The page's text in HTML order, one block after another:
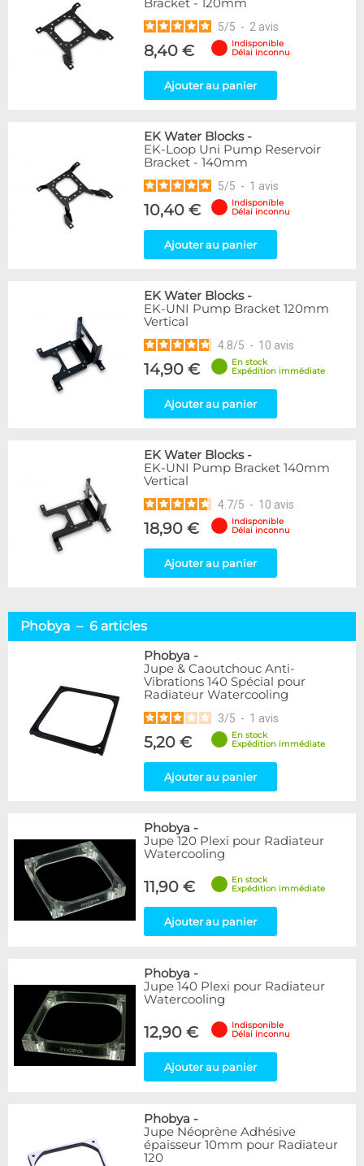
Bracket - 120mm
5/5 - 2 avis
8,40 €
Indisponible
Délai inconnu
Ajouter au panier
EK Water Blocks-
EK-Loop Uni Pump Reservoir
Bracket - 140mm
5/5 - 1 avis
10,40 €
Indisponible
Délai inconnu
Ajouter au panier
EK Water Blocks-
EK-UNI Pump Bracket 120mm
Vertical
4.8/5 - 10 avis
14,90 €
En stock
Expédition immédiate
Ajouter au panier
EK Water Blocks-
EK-UNI Pump Bracket 140mm
Vertical
4.7/5 - 10 avis
18,90 €
Indisponible
Délai inconnu
Ajouter au panier
Phobya – 6 articles
Phobya -
Jupe & Caoutchouc Anti-
Vibrations 140 Spécial pour
Radiateur Watercooling
3/5 - 1 avis
5,20 €
En stock
Expédition immédiate
Ajouter au panier
Phobya -
Jupe 120 Plexi pour Radiateur
Watercooling
11,90 €
En stock
Expédition immédiate
Ajouter au panier
Phobya -
Jupe 140 Plexi pour Radiateur
Watercooling
12,90 €
Indisponible
Délai inconnu
Ajouter au panier
Phobya -
Jupe Néoprène Adhésive
épaisseur 10mm pour Radiateur
120